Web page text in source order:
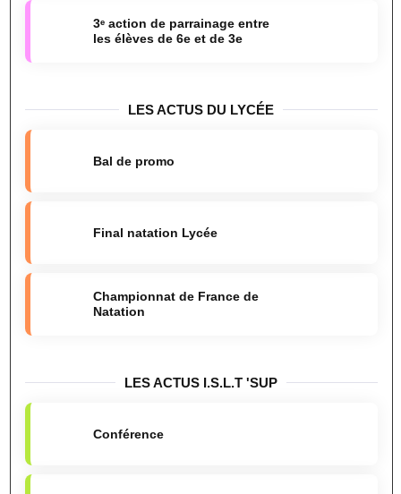
3ᵉ action de parrainage entre
les élèves de 6e et de 3e
LES ACTUS DU LYCÉE
Bal de promo
Final natation Lycée
Championnat de France de
Natation
LES ACTUS I.S.L.T 'SUP
Conférence